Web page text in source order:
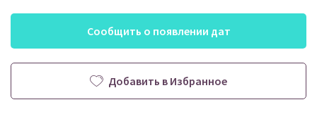
Сообщить о появлении дат
Добавить в Избранное